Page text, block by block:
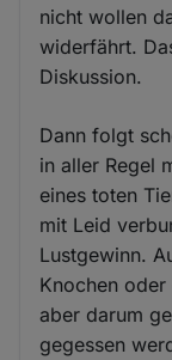
nicht wollen
widerfährt.
Diskussion.
Dann folgt
in aller Regel
eines toten
mit Leid
Lustgewinn.
Knochen
aber darum
gegessen